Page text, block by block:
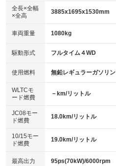
：装備なし
パワーウィンドウ
アイドリングストップ
：装備なし
USB入力端子
：装備なし
100V電源
：装備なし
センターデフロック
：装備なし
電動格納ミラー
：装備なし
：装備なし
革シート
キーレス
HID(キセノンライト)
：装備なし
バックカメラ
：装備あり
エアロ
：装備なし
：装備なし
パワーシート
ベンチシート
：装備なし
チップアップシート
：装備なし
全長×全幅
×全高
3885x1695x1530mm
車両重量 1080kg
駆動形式 フルタイム４WD
使用燃料 無鉛レギュラーガソリン
WLTCモ
ード燃費
－km/リットル
JC08モー
ド燃費
18.0km/リットル
10/15モー
ド燃費
19.0km/リットル
最高出力 95ps(70kW)/6000rpm